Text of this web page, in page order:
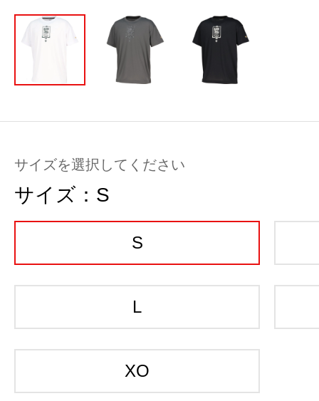
サイズを選択してください
サイズ： S
S
L
XO